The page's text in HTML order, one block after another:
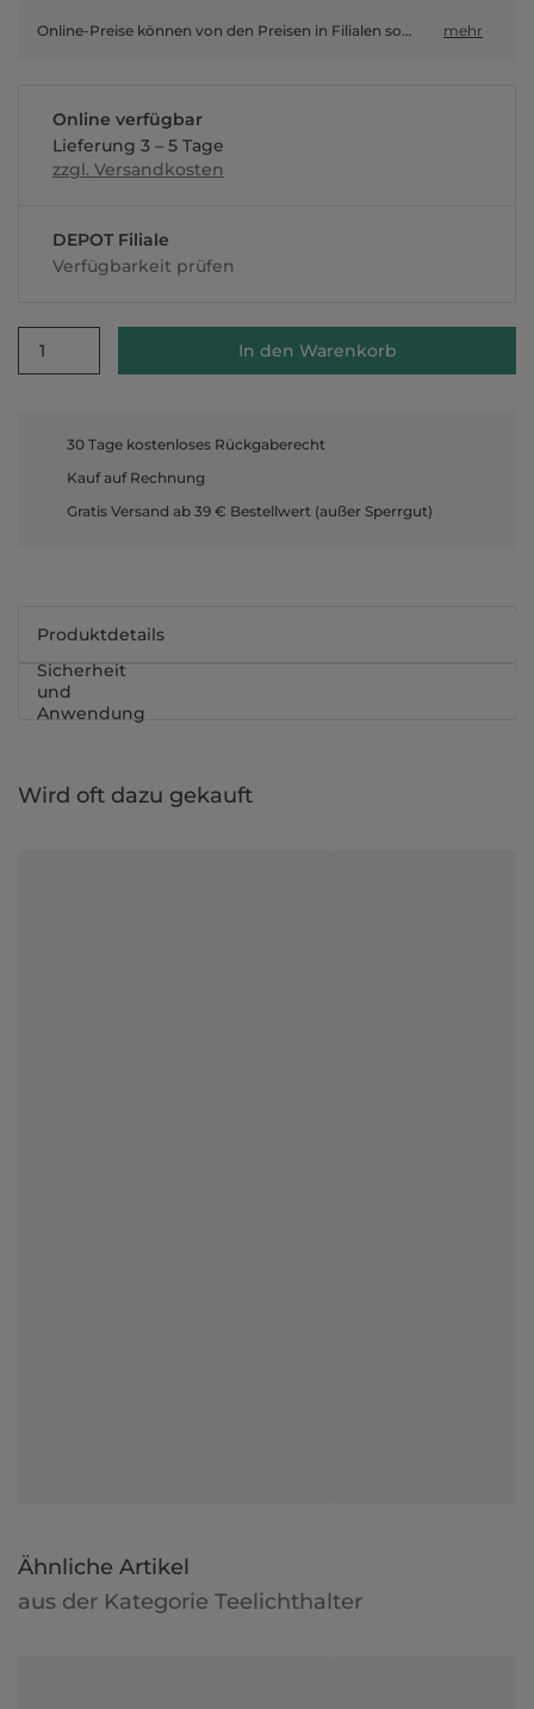
Online-Preise können von den Preisen in Filialen sowie Shop-in-Shop-Flächen abweichen. mehr
Online verfügbar
Lieferung 3 – 5 Tage
zzgl. Versandkosten
DEPOT Filiale
Verfügbarkeit prüfen
1 In den Warenkorb
30 Tage kostenloses Rückgaberecht
Kauf auf Rechnung
Gratis Versand ab 39 € Bestellwert (außer Sperrgut)
Produktdetails
Sicherheit
und
Anwendung
Wird oft dazu gekauft
Ähnliche Artikel
aus der Kategorie Teelichthalter